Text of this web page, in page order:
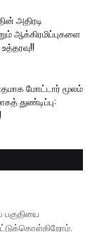
அதிரடி
ஆக்கிரமிப்புகளை
மோட்டார் மூலம்
துண்டிப்பு:
பகுதியை